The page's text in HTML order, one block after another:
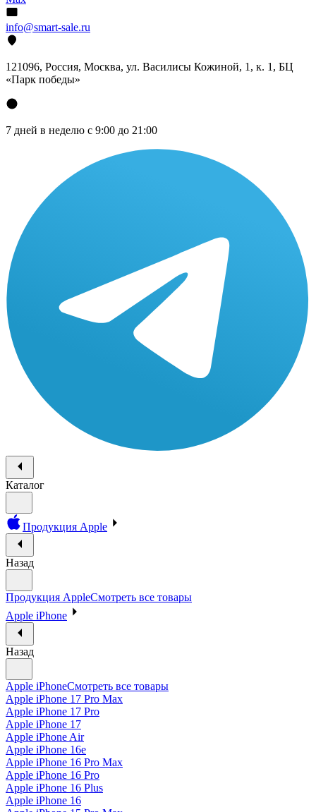
info@smart-sale.ru
121096, Россия, Москва, ул. Василисы Кожиной, 1, к. 1, БЦ
«Парк победы»
7 дней в неделю с 9:00 до 21:00
Каталог
Продукция Apple
Назад
Продукция AppleСмотреть все товары
Apple iPhone
Назад
Apple iPhoneСмотреть все товары
Apple iPhone 17 Pro Max
Apple iPhone 17 Pro
Apple iPhone 17
Apple iPhone Air
Apple iPhone 16e
Apple iPhone 16 Pro Max
Apple iPhone 16 Pro
Apple iPhone 16 Plus
Apple iPhone 16